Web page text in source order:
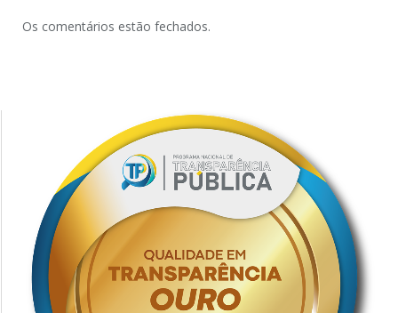
Os comentários estão fechados.